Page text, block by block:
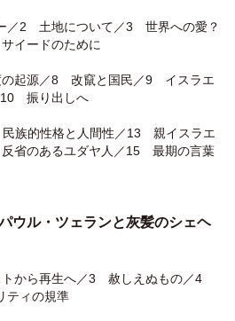
／2 土地について／3 世界への愛？
イードのために
起源／8 改竄と国民／9 イスラエ
10 振り出しへ
族的性格と人間性／13 親イスラエ
省のあるユダヤ人／15 最期の言葉
ル・ツェランと灰髪のシェヘ
から再生へ／3 赦しえぬもの／4
ティの規準